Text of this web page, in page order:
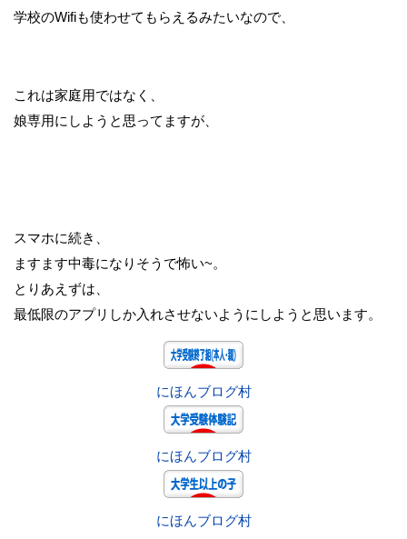
学校のWifiも使わせてもらえるみたいなので、
これは家庭用ではなく、
娘専用にしようと思ってますが、
スマホに続き、
ますます中毒になりそうで怖い~。
とりあえずは、
最低限のアプリしか入れさせないようにしようと思います。
にほんブログ村
にほんブログ村
にほんブログ村